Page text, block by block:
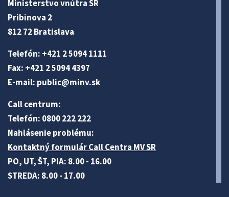
Ministerstvo vnútra SR
Pribinova 2
812 72 Bratislava
Telefón: +421 2 5094 1111
Fax: +421 2 5094 4397
E-mail: public@minv.sk
Call centrum:
Telefón: 0800 222 222
Nahlásenie problému:
Kontaktný formulár Call Centra MV SR
PO, UT, ŠT, PIA: 8.00 - 16.00
STREDA: 8.00 - 17.00